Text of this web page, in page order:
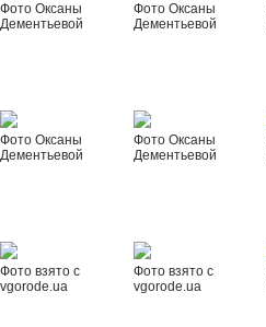
Фото Оксаны
Дементьевой
Фото Оксаны
Дементьевой
Фото Оксаны
Дементьевой
Фото Оксаны
Дементьевой
Фото взято с
vgorode.ua
Фото взято с
vgorode.ua